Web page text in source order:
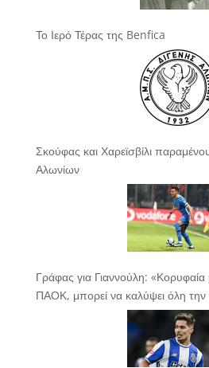
Το Ιερό Τέρας της Benfica
Σκούφας και Χαρεϊσβίλι
Αλωνίων
Γράφας για Γιαννούλη: «Κορυφαία
ΠΑΟΚ, μπορεί να καλύψει όλη